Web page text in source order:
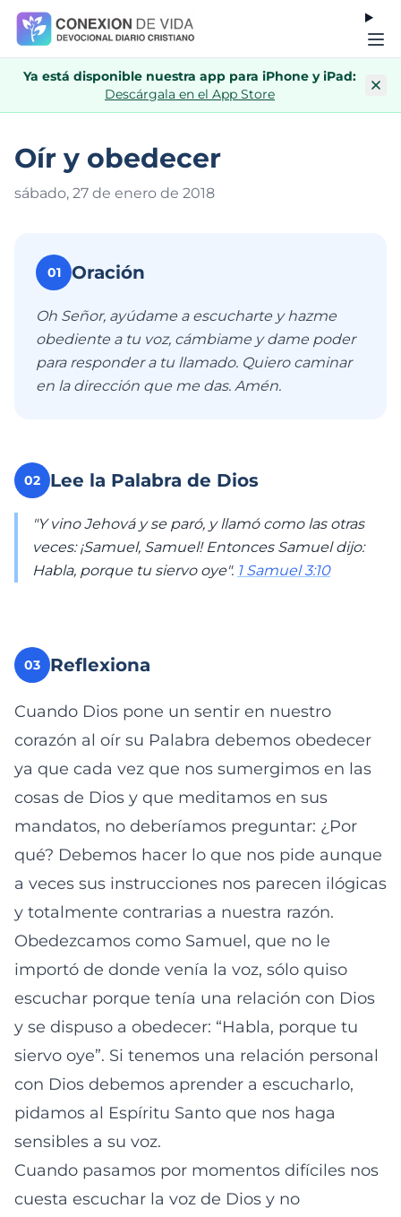
Ya está disponible nuestra app para iPhone y iPad:
Descárgala en el App Store
Oír y obedecer
sábado, 27 de enero de 2018
01 Oración
Oh Señor, ayúdame a escucharte y hazme
obediente a tu voz, cámbiame y dame poder
para responder a tu llamado. Quiero caminar
en la dirección que me das. Amén.
02 Lee la Palabra de Dios
"Y vino Jehová y se paró, y llamó como las otras
veces: ¡Samuel, Samuel! Entonces Samuel dijo:
Habla, porque tu siervo oye". 1 Samuel 3:10
03 Reflexiona
Cuando Dios pone un sentir en nuestro
corazón al oír su Palabra debemos obedecer
ya que cada vez que nos sumergimos en las
cosas de Dios y que meditamos en sus
mandatos, no deberíamos preguntar: ¿Por
qué? Debemos hacer lo que nos pide aunque
a veces sus instrucciones nos parecen ilógicas
y totalmente contrarias a nuestra razón.
Obedezcamos como Samuel, que no le
importó de donde venía la voz, sólo quiso
escuchar porque tenía una relación con Dios
y se dispuso a obedecer: “Habla, porque tu
siervo oye”. Si tenemos una relación personal
con Dios debemos aprender a escucharlo,
pidamos al Espíritu Santo que nos haga
sensibles a su voz.
Cuando pasamos por momentos difíciles nos
cuesta escuchar la voz de Dios y no